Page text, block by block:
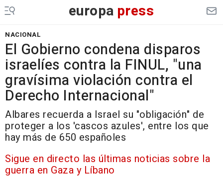
europa press
NACIONAL
El Gobierno condena disparos
israelíes contra la FINUL, "una
gravísima violación contra el
Derecho Internacional"
Albares recuerda a Israel su "obligación" de
proteger a los 'cascos azules', entre los que
hay más de 650 españoles
Sigue en directo las últimas noticias sobre la
guerra en Gaza y Líbano